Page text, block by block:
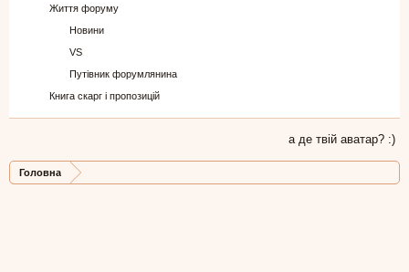
Життя форуму
Новини
VS
Путівник форумлянина
Книга скарг і пропозицій
а де твій аватар? :)
Головна